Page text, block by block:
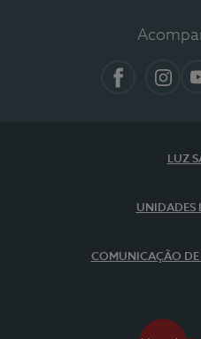
LUZ
UNIDADES
COMUNICAÇÃO DE